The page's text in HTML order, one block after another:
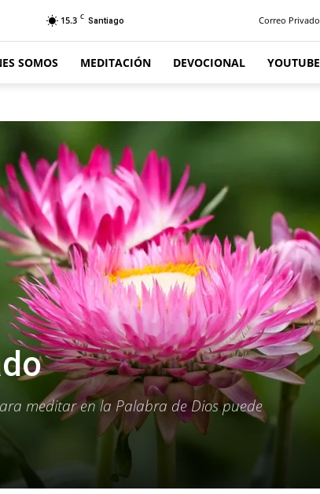
15.3 C Santiago Correo Privado
SOMOS MEDITACIÓN DEVOCIONAL YOUTUBE
meditar en la Palabra de Dios puede